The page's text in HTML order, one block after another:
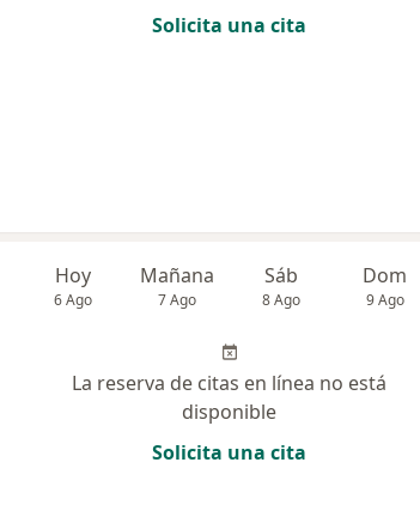
4 Dirección 5 Dirección 6
Solicita una cita
Hoy
6 Ago
Mañana
7 Ago
Sáb
8 Ago
Dom
9 Ago
La reserva de citas en línea no está
disponible
Solicita una cita